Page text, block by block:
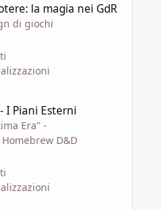
la magia nei GdR
di giochi
I Piani Esterni
Era" -
D&D